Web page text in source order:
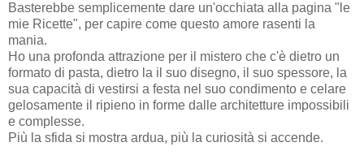
Basterebbe semplicemente dare un'occhiata alla pagina "le
mie Ricette", per capire come questo amore rasenti la
mania.
Ho una profonda attrazione per il mistero che c'è dietro un
formato di pasta, dietro la il suo disegno, il suo spessore, la
sua capacità di vestirsi a festa nel suo condimento e celare
gelosamente il ripieno in forme dalle architetture impossibili
e complesse.
Più la sfida si mostra ardua, più la curiosità si accende.